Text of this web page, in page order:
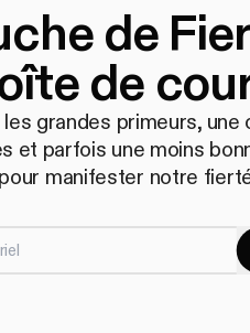
de
de
grandes primeurs,
et parfois une moins
pour manifester notre